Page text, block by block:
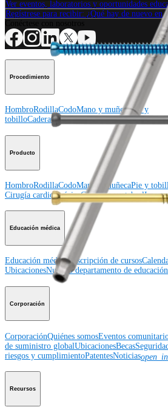
Ver eventos, laboratorios y oportunidades
Regístrese para recibir: ¿Qué hay de nuevo en
Procedimiento
HombroRodillaCodoMano y muñecaPie y
tobilloCaderaOrtobiológicosCirugía
Producto
HombroRodillaCodoMano y muñecaPie y
Cirugía cardiotorácicaColumna vertebral
Educación médica
Educación médicaDescripción de cursos
UbicacionesNuestro departamento de
Corporación
CorporaciónQuiénes somosEventos
de suministro globalUbicacionesBecas
riesgos y cumplimientoPatentesNoticias
Recursos